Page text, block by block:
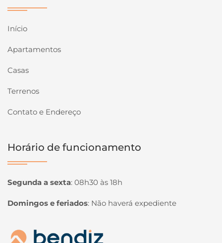
Início
Apartamentos
Casas
Terrenos
Contato e Endereço
Horário de funcionamento
Segunda a sexta: 08h30 às 18h
Domingos e feriados: Não haverá expediente
Página inicial